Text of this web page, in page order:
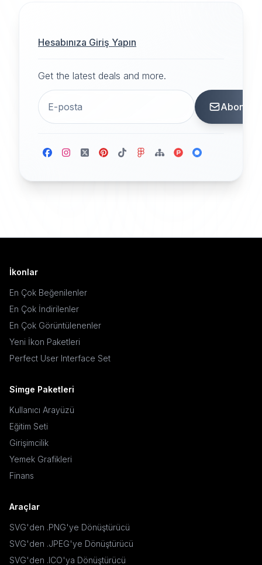
Hesabınıza Giriş Yapın
Get the latest deals and more.
Abone
İkonlar
En Çok Beğenilenler
En Çok İndirilenler
En Çok Görüntülenenler
Yeni İkon Paketleri
Perfect User Interface Set
Simge Paketleri
Kullanıcı Arayüzü
Eğitim Seti
Girişimcilik
Yemek Grafikleri
Finans
Araçlar
SVG'den .PNG'ye Dönüştürücü
SVG'den .JPEG'ye Dönüştürücü
SVG'den .ICO'ya Dönüştürücü